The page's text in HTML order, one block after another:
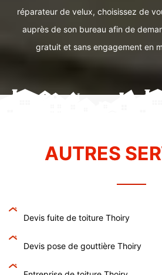
réparateur de velux, choisissez de
auprès de son bureau afin de
gratuit et sans engagement en
AUTRES
Devis fuite de toiture Thoiry
Devis pose de gouttière Thoiry